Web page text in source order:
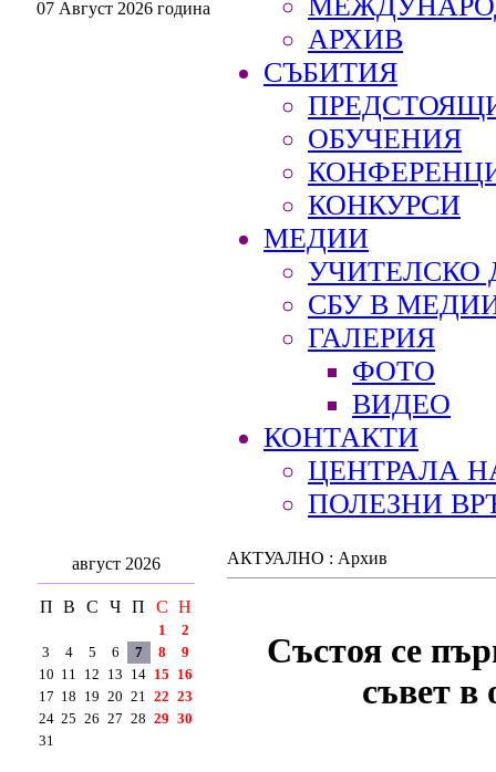
07 Август 2026 година
АРХИВ
СЪБИТИЯ
ОБУЧЕНИЯ
КОНКУРСИ
МЕДИИ
УЧИТЕЛСКО
СБУ В
ГАЛЕРИЯ
ФОТО
ВИДЕО
КОНТАКТИ
ЦЕНТРАЛА
ПОЛЕЗНИ
август 2026
П В С Ч П С Н
1
2
3
4 5 6 7 8
9
10 11 12 13 14 15 16
17 18 19 20 21 22 23
24 25 26 27 28 29 30
31
АКТУАЛНО : Архив
Състоя се
съвет в